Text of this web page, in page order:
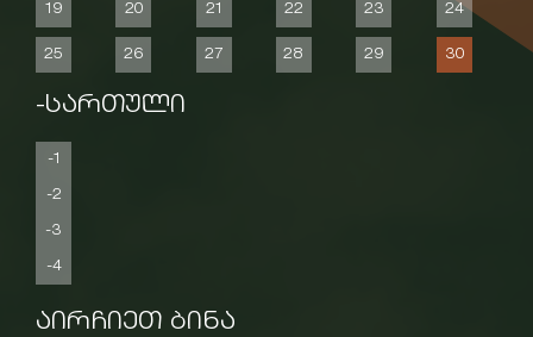
აირჩიეთ ბინა
19 20 21 22 23 24
25 26 27 28 29 30
-სართული
-1
-2
-3
-4